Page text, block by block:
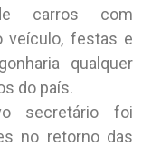
carros com
veículo, festas e
qualquer
do país.
secretário foi
no retorno das